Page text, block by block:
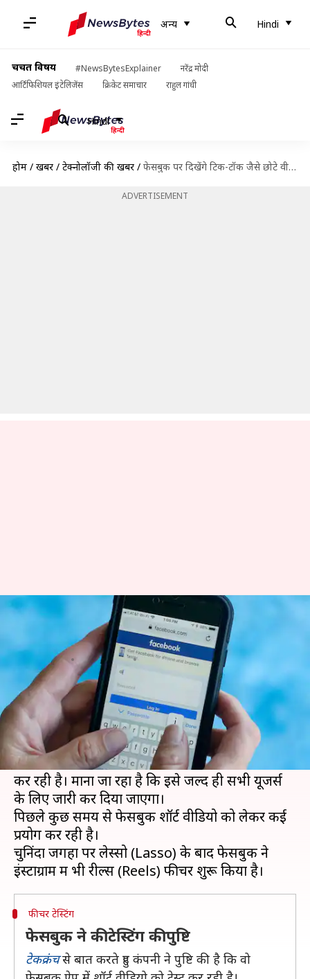
अन्य Hindi
चर्चित विषय #NewsBytesExplainer
नरेंद्र मोदी
आर्टिफिशियल इंटेलिजेंस
क्रिकेट समाचार राहुल गांधी
Hindi
होम / खबरें / टेक्नोलॉजी की खबरें / फेसबुक पर दिखेंगे टिक-टॉक जैसे छोटे वीडियो, भारत में चल रही टेस्टिंग
ADVERTISEMENT
फेसबुक पर दिखेंगे टिक-टॉक जैसे
छोटे वीडियो, भारत में चल रही टेस्टिंग
प्रमोद कुमार Aug 15, 2020 05:00 pm
क्या है खबर?
अब आपको जल्द ही फेसबुक में भी टिक-टॉक ऐप की
तरफ शॉर्ट वीडियो दिख सकते हैं।
दरअसल, कंपनी भारत मे शॉर्ट वीडियो फीचर की टेस्टिंग
कर रही है। माना जा रहा है कि इसे जल्द ही सभी यूजर्स
के लिए जारी कर दिया जाएगा।
पिछले कुछ समय से फेसबुक शॉर्ट वीडियो को लेकर कई
प्रयोग कर रही है।
चुनिंदा जगहों पर लेस्सो (Lasso) के बाद फेसबुक ने
फीचर टेस्टिंग
फेसबुक ने की टेस्टिंग की पुष्टि
टेकक्रंच से बात करते हुए कंपनी ने पुष्टि की है कि वो